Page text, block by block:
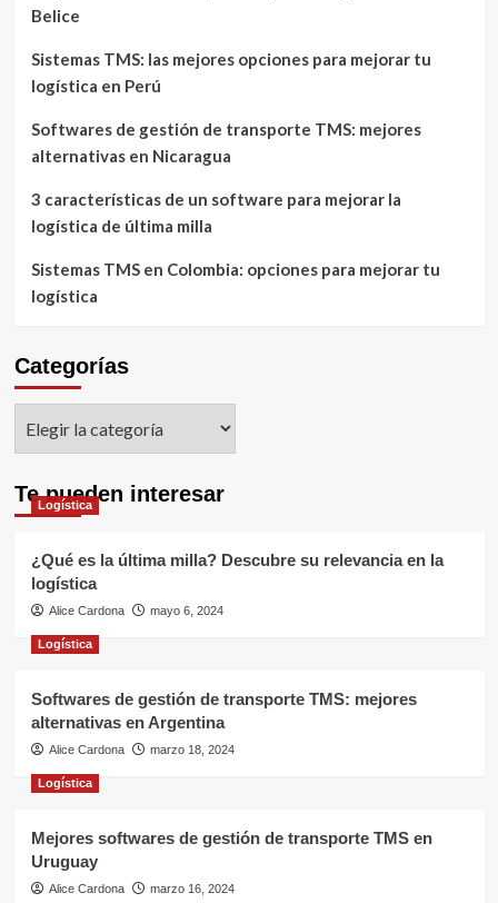
Belice
Sistemas TMS: las mejores opciones para mejorar tu
logística en Perú
Softwares de gestión de transporte TMS: mejores
alternativas en Nicaragua
3 características de un software para mejorar la
logística de última milla
Sistemas TMS en Colombia: opciones para mejorar tu
logística
Categorías
Te pueden interesar
Logística
¿Qué es la última milla? Descubre su relevancia en la
logística
Alice Cardona mayo 6, 2024
Logística
Softwares de gestión de transporte TMS: mejores
alternativas en Argentina
Alice Cardona marzo 18, 2024
Logística
Mejores softwares de gestión de transporte TMS en
Uruguay
Alice Cardona marzo 16, 2024